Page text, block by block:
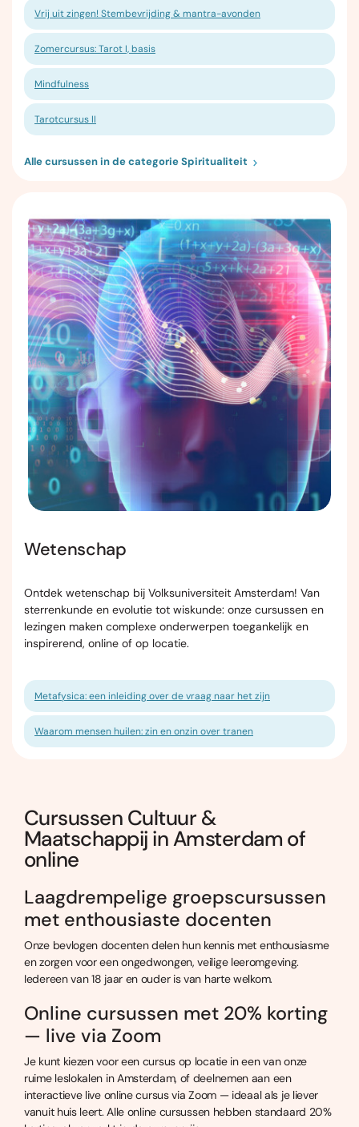
Vrij uit zingen! Stembevrijding & mantra-avonden
Zomercursus: Tarot I, basis
Mindfulness
Tarotcursus II
Alle cursussen in de categorie Spiritualiteit
Wetenschap
Ontdek wetenschap bij Volksuniversiteit Amsterdam! Van
sterrenkunde en evolutie tot wiskunde: onze cursussen en
lezingen maken complexe onderwerpen toegankelijk en
inspirerend, online of op locatie.
Metafysica: een inleiding over de vraag naar het zijn
Waarom mensen huilen: zin en onzin over tranen
Cursussen Cultuur &
Maatschappij in Amsterdam of
online
Laagdrempelige groepscursussen
met enthousiaste docenten
Onze bevlogen docenten delen hun kennis met enthousiasme
en zorgen voor een ongedwongen, veilige leeromgeving.
Iedereen van 18 jaar en ouder is van harte welkom.
Online cursussen met 20% korting
— live via Zoom
Je kunt kiezen voor een cursus op locatie in een van onze
ruime leslokalen in Amsterdam, of deelnemen aan een
interactieve live online cursus via Zoom — ideaal als je liever
vanuit huis leert. Alle online cursussen hebben standaard 20%